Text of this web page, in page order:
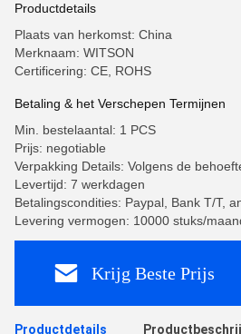
Productdetails
Plaats van herkomst: China
Merknaam: WITSON
Certificering: CE, ROHS
Betaling & het Verschepen Termijnen
Min. bestelaantal: 1 PCS
Prijs: negotiable
Verpakking Details: Volgens de
Levertijd: 7 werkdagen
Betalingscondities: Paypal, Bank T/T,
Levering vermogen: 10000 stuks/
Krijg Beste Prijs
Productdetails